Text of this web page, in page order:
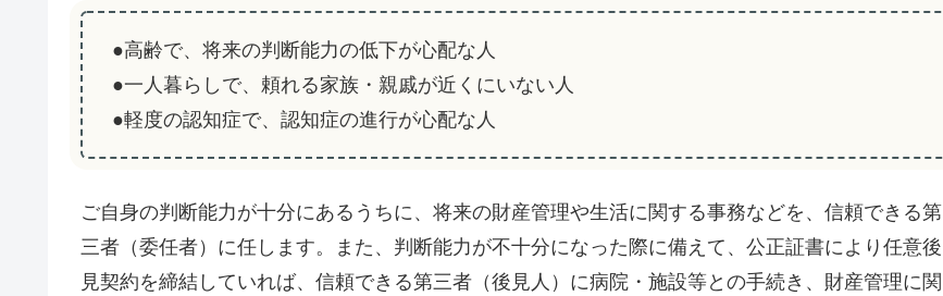
●高齢で、将来の判断能力の低下が心配な人
●一人暮らしで、頼れる家族・親戚が近くにいない人
●軽度の認知症で、認知症の進行が心配な人
ご自身の判断能力が十分にあるうちに、将来の財産管理や生活に関する事務などを、信頼できる第
三者（委任者）に任します。また、判断能力が不十分になった際に備えて、公正証書により任意後
見契約を締結していれば、信頼できる第三者（後見人）に病院・施設等との手続き、財産管理に関